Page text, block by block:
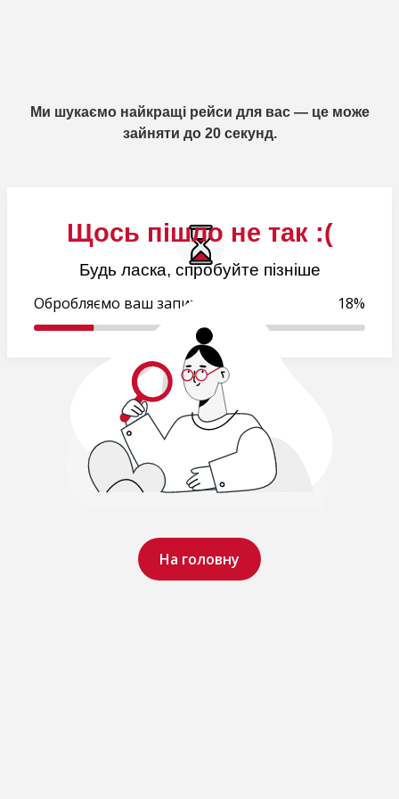
Щось пішло не так :(
Будь ласка, спробуйте пізніше
На головну
Ми шукаємо найкращі рейси для вас — це може
зайняти до 20 секунд.
Обробляємо ваш запит.. 18%